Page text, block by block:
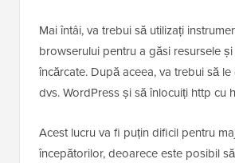
Mai întâi, va trebui să utilizați
browserului pentru a găsi resursele
încărcate. După aceea, va trebui să
dvs. WordPress și să înlocuiți http cu
Acest lucru va fi puțin dificil pentru
începătorilor, deoarece este posibil